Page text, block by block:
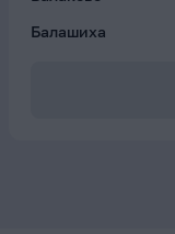
Балашиха